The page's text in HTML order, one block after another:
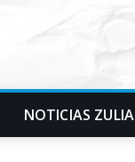
NOTICIAS ZULIA